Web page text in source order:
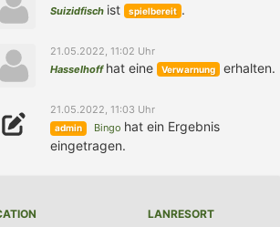
Suizidfisch ist spielbereit .
21.05.2022, 11:02 Uhr
Hasselhoff hat eine Verwarnung erhalten.
21.05.2022, 11:03 Uhr
admin Bingo hat ein Ergebnis
eingetragen.
LANRESORT